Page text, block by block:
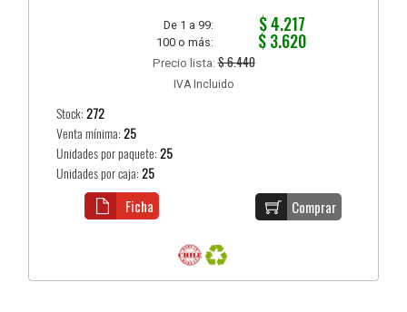
De 1 a 99: $ 4.217
100 o más: $ 3.620
Precio lista:$ 6.440
IVA Incluido
Stock:272
Venta mínima:25
Unidades por paquete:25
Unidades por caja:25
Comprar
Ficha